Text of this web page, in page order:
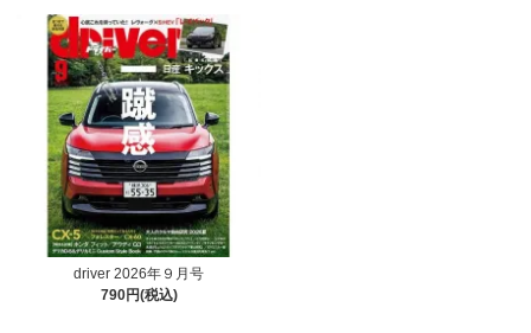
driver 2026年９月号
790円(税込)